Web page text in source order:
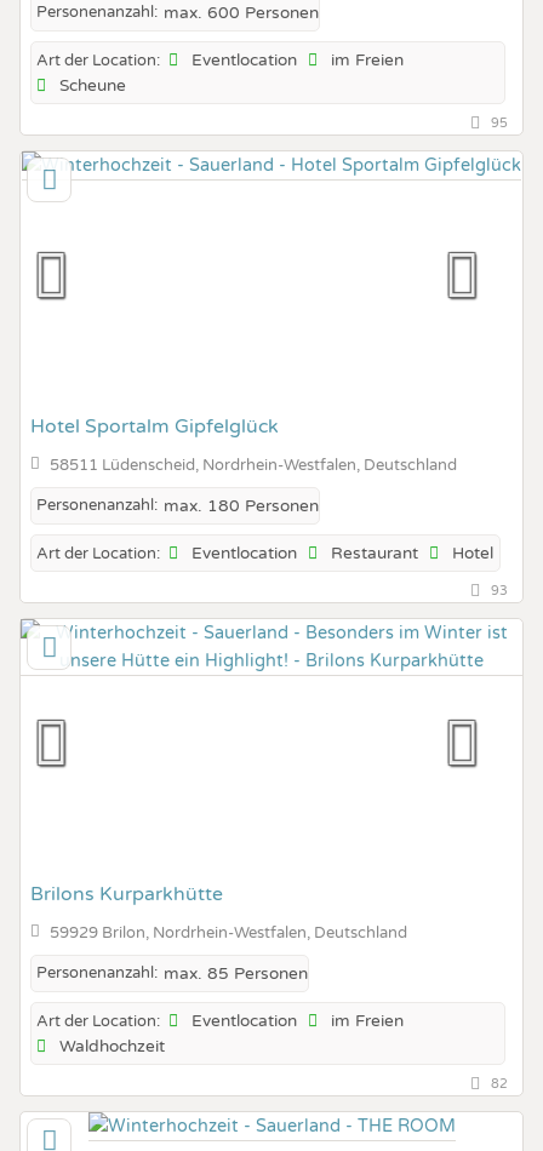
Personenanzahl: max. 600 Personen
Art der Location: Eventlocation
im Freien
Scheune
95
Hotel Sportalm Gipfelglück
58511 Lüdenscheid, Nordrhein-Westfalen, Deutschland
Personenanzahl: max. 180 Personen
Art der Location: Eventlocation Restaurant Hotel
93
Brilons Kurparkhütte
59929 Brilon, Nordrhein-Westfalen, Deutschland
Personenanzahl: max. 85 Personen
Art der Location: Eventlocation
im Freien
Waldhochzeit
82